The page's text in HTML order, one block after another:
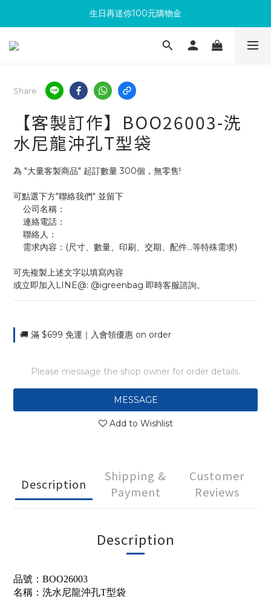
滿300回饋10%購物金
生日再送你100元購物金
加入成為新會員 馬上領取50元購物金
Share
【客製訂作】BOO26003-洗
水尼龍沖孔T型袋
為 "大量客製商品" 起訂數量 300個，無零售!
可點選下方"聯絡我們" 並留下
    公司名稱：
    連絡電話：
    聯絡人：
    需求內容：(尺寸、數量、印刷、交期、配件...等特殊需求)
可先複製上述文字以填寫內容
或立即加入LINE@: @igreenbag 即時客服諮詢。
🚚 滿 $699 免運｜入會領優惠 on order
Please message the shop owner for order details.
MESSAGE
Add to Wishlist
Description
Shipping &
Payment
Customer
Reviews
Description
品號： BOO26003
名稱： 洗水尼龍沖孔T型袋